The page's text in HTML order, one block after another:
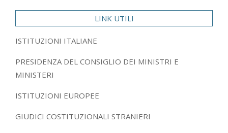
LINK UTILI
ISTITUZIONI ITALIANE
PRESIDENZA DEL CONSIGLIO DEI MINISTRI E
MINISTERI
ISTITUZIONI EUROPEE
GIUDICI COSTITUZIONALI STRANIERI